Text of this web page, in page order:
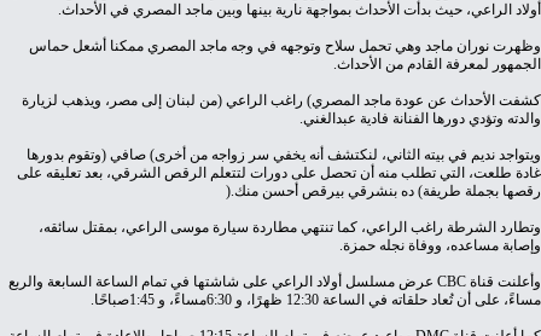
‬أولاد‭ ‬الراعي،‭ ‬حيث‭ ‬بدأت‭ ‬الأحداث‭ ‬بمواجهة‭ ‬نارية‭ ‬بينها‭ ‬وبين‭ ‬ماجد‭ ‬المصري‭ ‬في‭ ‬الأحداث‭.‬
‬الجمهور‭ ‬لمعرفة‭ ‬القادم‭ ‬من‭ ‬الأحداث‭.‬
‬والدته‭ ‬وتؤدي‭ ‬دورها‭ ‬الفنانة‭ ‬فادية‭ ‬عبدالغني‭.‬
‬رقصها‭ ‬بجملة‭ ‬طريفة‭ (‬ده‭ ‬بنشرقي‭ ‬بيرقص‭ ‬أحسن‭ ‬منك‭).‬
‬وإصابة‭ ‬مساعده،‭ ‬ووفاة‭ ‬نجله‭ ‬حمزة‭.‬
وأعلنت‭ ‬قناة‭ ‬ CBC
‬مساءً،‭ ‬على‭ ‬أن‭ ‬تُعاد‭ ‬حلقاته‭ ‬في‭ ‬الساعة‭ ‬12‭:‬30‭ ‬ظهرًا،‭ ‬و6‭:‬30‭ ‬مساءً،‭ ‬و1‭:‬45‭ ‬صباحًا‭.‬